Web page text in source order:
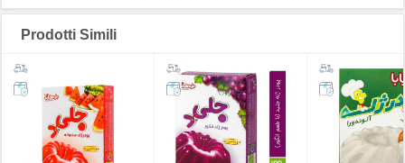
Prodotti Simili